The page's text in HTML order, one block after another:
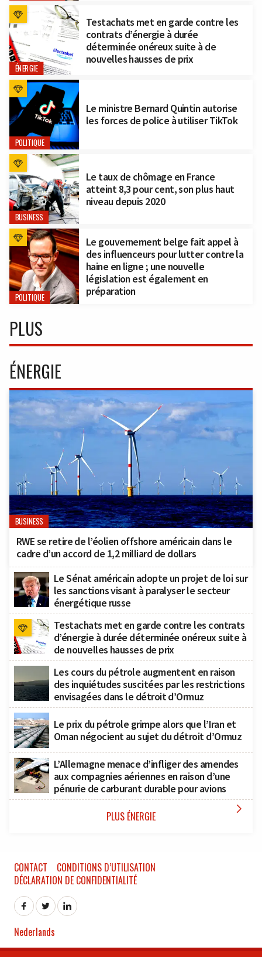
ÉNERGIE
Testachats met en garde contre les
contrats d’énergie à durée
déterminée onéreux suite à de
nouvelles hausses de prix
POLITIQUE
Le ministre Bernard Quintin autorise
les forces de police à utiliser TikTok
BUSINESS
Le taux de chômage en France
atteint 8,3 pour cent, son plus haut
niveau depuis 2020
POLITIQUE
Le gouvernement belge fait appel à
des influenceurs pour lutter contre la
haine en ligne ; une nouvelle
législation est également en
préparation
PLUS
ÉNERGIE
BUSINESS
RWE se retire de l’éolien offshore américain dans le
cadre d’un accord de 1,2 milliard de dollars
Le Sénat américain adopte un projet de loi sur
les sanctions visant à paralyser le secteur
énergétique russe
Testachats met en garde contre les contrats
d’énergie à durée déterminée onéreux suite à
de nouvelles hausses de prix
Les cours du pétrole augmentent en raison
des inquiétudes suscitées par les restrictions
envisagées dans le détroit d’Ormuz
Le prix du pétrole grimpe alors que l’Iran et
Oman négocient au sujet du détroit d’Ormuz
L’Allemagne menace d’infliger des amendes
aux compagnies aériennes en raison d’une
pénurie de carburant durable pour avions
PLUS ÉNERGIE 
CONTACT
CONDITIONS D’UTILISATION
DÉCLARATION DE CONFIDENTIALITÉ
Nederlands